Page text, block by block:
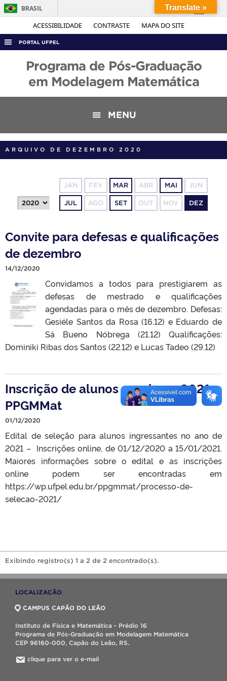
ACESSIBILIDADE CONTRASTE MAPA DO SITE
BRASIL
Simplifique!
Acesso à informação
Legislação
PORTAL UFPEL
TELEFONES
Programa de Pós-Graduação
em Modelagem Matemática
MENU
ARQUIVO DE DEZEMBRO 2020
JAN FEV MAR ABR MAI JUN
JUL AGO SET OUT NOV DEZ
Convite para defesas e qualificações
de dezembro
14/12/2020
Convidamos a todos para prestigiarem as
defesas de mestrado e qualificações
agendadas para o mês de dezembro. Defesas:
Gesiéle Santos da Rosa (16.12) e Eduardo de
Sá Bueno Nóbrega (21.12) Qualificações:
Dominiki Ribas dos Santos (22.12) e Lucas Tadeo (29.12)
Inscrição de alunos regulares 2021 –
PPGMMat
01/12/2020
Edital de seleção para alunos ingressantes no ano de
2021 – Inscrições online, de 01/12/2020 a 15/01/2021.
Maiores informações sobre o edital e as inscrições
online podem ser encontradas em
https://wp.ufpel.edu.br/ppgmmat/processo-de-
selecao-2021/
Exibindo registro(s) 1 a 2 de 2 encontrado(s).
LOCALIZAÇÃO
CAMPUS CAPÃO DO LEÃO
Instituto de Física e Matemática - Prédio 16
Programa de Pós-Graduação em Modelagem Matemática
CEP 96160-000, Capão do Leão, RS.
clique para ver o e-mail
Translate »